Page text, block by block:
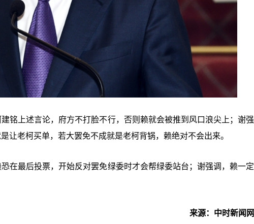
铭上述言论，府方不打脸不行，否则赖就会被推到风口浪尖上；谢强
让老柯买单，若大罢免不成就是老柯背锅，赖绝对不会出来。
在最后投票，开始反对罢免绿委时才会帮绿委站台；谢强调，赖一定
来源：中时新闻网